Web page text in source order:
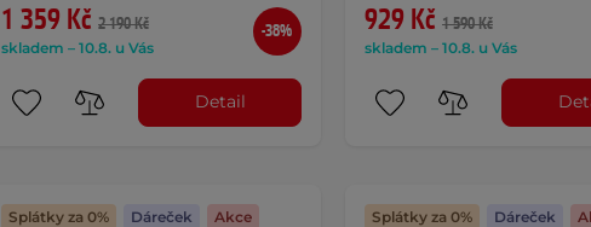
1 359 Kč 2 190 Kč
skladem – 10.8. u Vás
-38%
Detail
929 Kč 1 590 Kč
skladem – 10.8. u Vás
Splátky za 0% Dáreček Akce Splátky za 0% Dáreček